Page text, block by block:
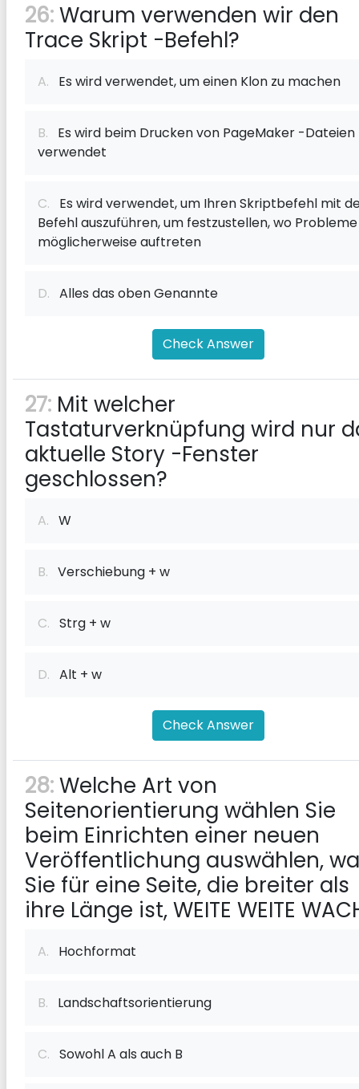
26:Warum verwenden wir den
Trace Skript -Befehl?
A. Es wird verwendet, um einen Klon zu machen
B. Es wird beim Drucken von PageMaker -Dateien
verwendet
C. Es wird verwendet, um Ihren Skriptbefehl mit
Befehl auszuführen, um festzustellen, wo Probleme
möglicherweise auftreten
D. Alles das oben Genannte
Check Answer
27: Mit welcher
Tastaturverknüpfung wird nur
aktuelle Story -Fenster
geschlossen?
A. W
B. Verschiebung + w
C. Strg + w
D. Alt + w
Check Answer
28:Welche Art von
Seitenorientierung wählen Sie
beim Einrichten einer neuen
Veröffentlichung auswählen,
Sie für eine Seite, die breiter als
ihre Länge ist, WEITE WEITE
A. Hochformat
B. Landschaftsorientierung
C. Sowohl A als auch B